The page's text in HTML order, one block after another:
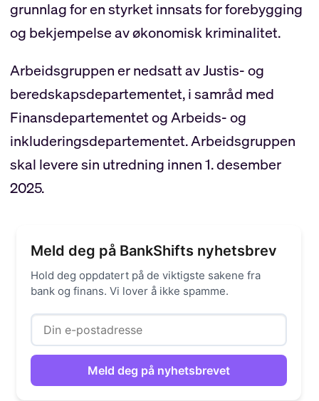
grunnlag for en styrket innsats for forebygging
og bekjempelse av økonomisk kriminalitet.
Arbeidsgruppen er nedsatt av Justis- og
beredskapsdepartementet, i samråd med
Finansdepartementet og Arbeids- og
inkluderingsdepartementet. Arbeidsgruppen
skal levere sin utredning innen 1. desember
2025.
Meld deg på BankShifts nyhetsbrev
Hold deg oppdatert på de viktigste sakene fra
bank og finans. Vi lover å ikke spamme.